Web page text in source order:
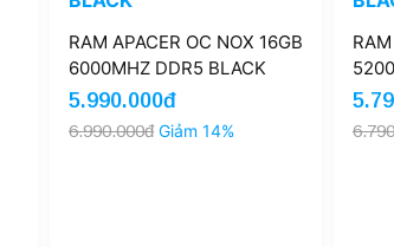
RAM APACER OC NOX 16GB
6000MHZ DDR5 BLACK
5.990.000đ
6.990.000đ Giảm 14%